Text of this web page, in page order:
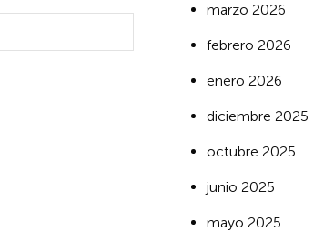
marzo 2026
febrero 2026
enero 2026
diciembre 2025
octubre 2025
junio 2025
mayo 2025